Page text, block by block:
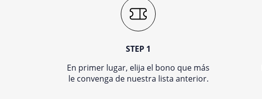
STEP 1
En primer lugar, elija el bono que más
le convenga de nuestra lista anterior.